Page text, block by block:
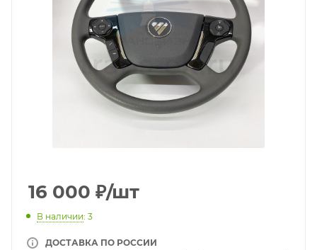
16 000 ₽/шт
В наличии: 3
ДОСТАВКА ПО РОССИИ